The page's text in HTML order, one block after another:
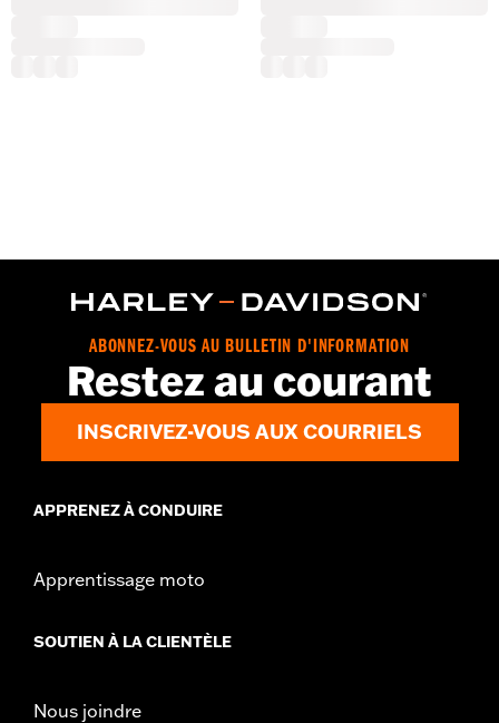
ABONNEZ-VOUS AU BULLETIN D'INFORMATION
Restez au courant
INSCRIVEZ-VOUS AUX COURRIELS
APPRENEZ À CONDUIRE
Apprentissage moto
SOUTIEN À LA CLIENTÈLE
Nous joindre